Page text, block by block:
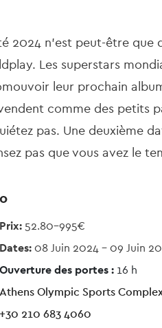
2024 n'est peut-être que
Les superstars
leur prochain
comme des petits
pas. Une deuxième
pas que vous avez le
Prix:52.80-995€
Dates:08 Juin 2024-09 Juin
Ouverture des portes :16 h
Athens Olympic Sports
+30 210 683 4060